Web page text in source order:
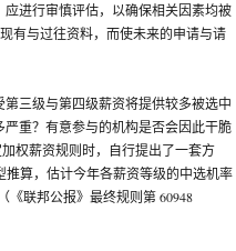
进行审慎评估，以确保相关因素均被
有与过往资料，而使未来的申请与请
三级与第四级薪资将提供较多被选中
重？有意参与的机构是否会因此干脆
权薪资规则时，自行提出了一套方
算，估计今年各薪资等级的中选机率
《联邦公报》最终规则第 60948